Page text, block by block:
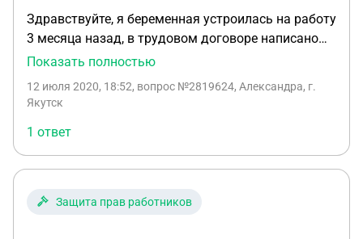
Здравствуйте, я беременная устроилась на работу
3 месяца назад, в трудовом договоре написано
работнику предоставляется ежегодный
календарных дня. Часть ежегодного отпуска,
денежной компенсацией по письменному
заявлению работника. Это значит помимо
ежегодного 28 отпуска есть дополнительный 24
дня, имею ли я право все 52 дня авансом взять? В
связи с беременностью.
Показать полностью
12 июля 2020, 18:52, вопрос №2819624, Александра, г.
Якутск
1 ответ
Защита прав работников